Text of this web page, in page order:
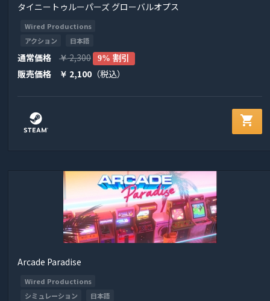
タイニートゥルーパーズ グローバルオプス
Wired Productions
アクション
日本語
通常価格 ￥2,300 9% 割引
販売価格 ￥ 2,100 （税込）
shopping_cart
Arcade Paradise
Wired Productions
シミュレーション
日本語